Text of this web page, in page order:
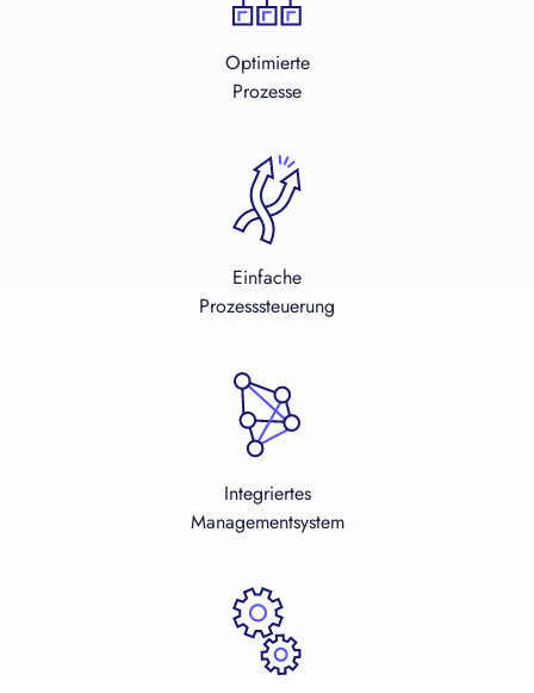
Optimierte
Prozesse
Einfache
Prozesssteuerung
Integriertes
Managementsystem